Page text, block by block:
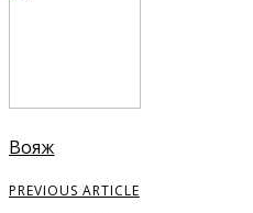
Вояж
PREVIOUS ARTICLE